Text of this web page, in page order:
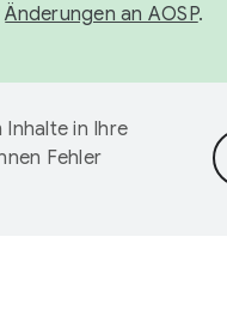
Änderungen an AOSP.
in Ihre
Fehler